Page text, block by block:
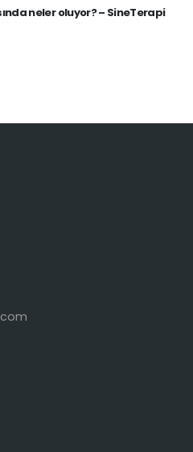
neler oluyor? – SineTerapi